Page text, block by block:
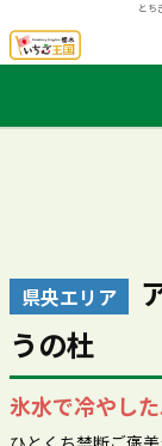
とち
県央エリア
うの杜
氷水で冷やし